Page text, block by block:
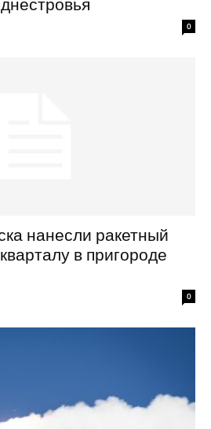
0
нанесли ракетный
в пригороде
0